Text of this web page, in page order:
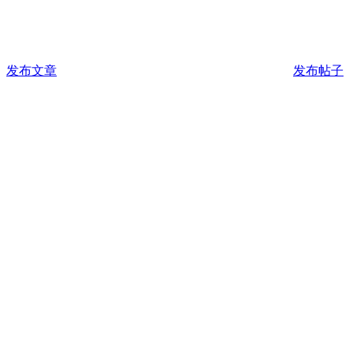
发布文章 发布帖子